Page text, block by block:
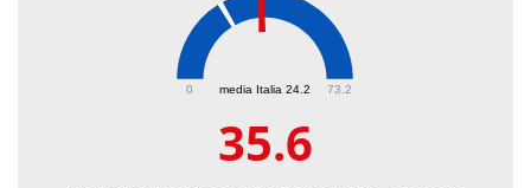
media Italia 24.2
0 73.2
35.6